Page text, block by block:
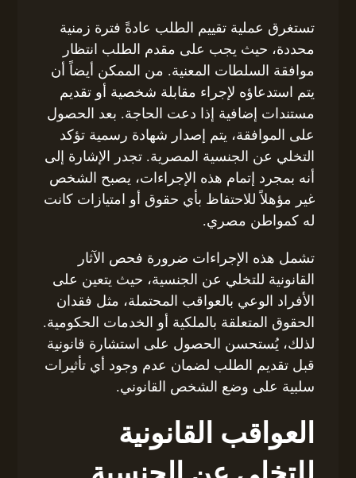
تستغرق عملية تقييم الطلب عادةً فترة زمنية
محددة، حيث يجب على مقدم الطلب انتظار
موافقة السلطات المعنية. من الممكن أيضاً أن
يتم استدعاؤه لإجراء مقابلة شخصية أو تقديم
مستندات إضافية إذا دعت الحاجة. بعد الحصول
على الموافقة، يتم إصدار شهادة رسمية تؤكد
التخلي عن الجنسية المصرية. تجدر الإشارة إلى
أنه بمجرد إتمام هذه الإجراءات، يصبح الشخص
غير مؤهلاً للاحتفاظ بأي حقوق أو امتيازات كانت
له كمواطن مصري.
تشمل هذه الإجراءات ضرورة فحص الآثار
القانونية للتخلي عن الجنسية، حيث يتعين على
الأفراد الوعي بالعواقب المحتملة، مثل فقدان
الحقوق المتعلقة بالملكية أو الخدمات الحكومية.
لذلك، يُستحسن الحصول على استشارة قانونية
قبل تقديم الطلب لضمان عدم وجود أي تأثيرات
سلبية على وضع الشخص القانوني.
العواقب القانونية